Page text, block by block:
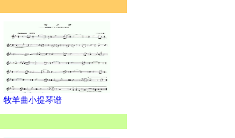
牧羊曲小提琴谱